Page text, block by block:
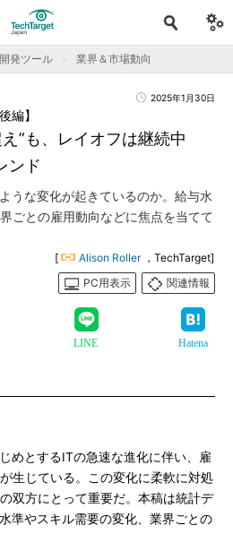
開発ツール 業界＆市場動向
2025年1月30日
”も、レイオフは継続中
ンド
編】
うな変化が起きているのか。給与水
ごとの雇用動向などに焦点を当てて
[ Alison Roller ，TechTarget]
PC用表示
関連情報
LINE Hatena
めとするITの急速な進化に伴い、雇
生じている。この変化に柔軟に対処
双方にとって重要だ。本稿は統計デ
準やスキル需要の変化、業界ごとの